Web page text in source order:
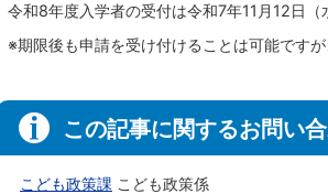
令和8年度入学者の受付は令和7年11月12日（
※期限後も申請を受け付けることは可能です
この記事に関するお問い
こども政策課 こども政策係